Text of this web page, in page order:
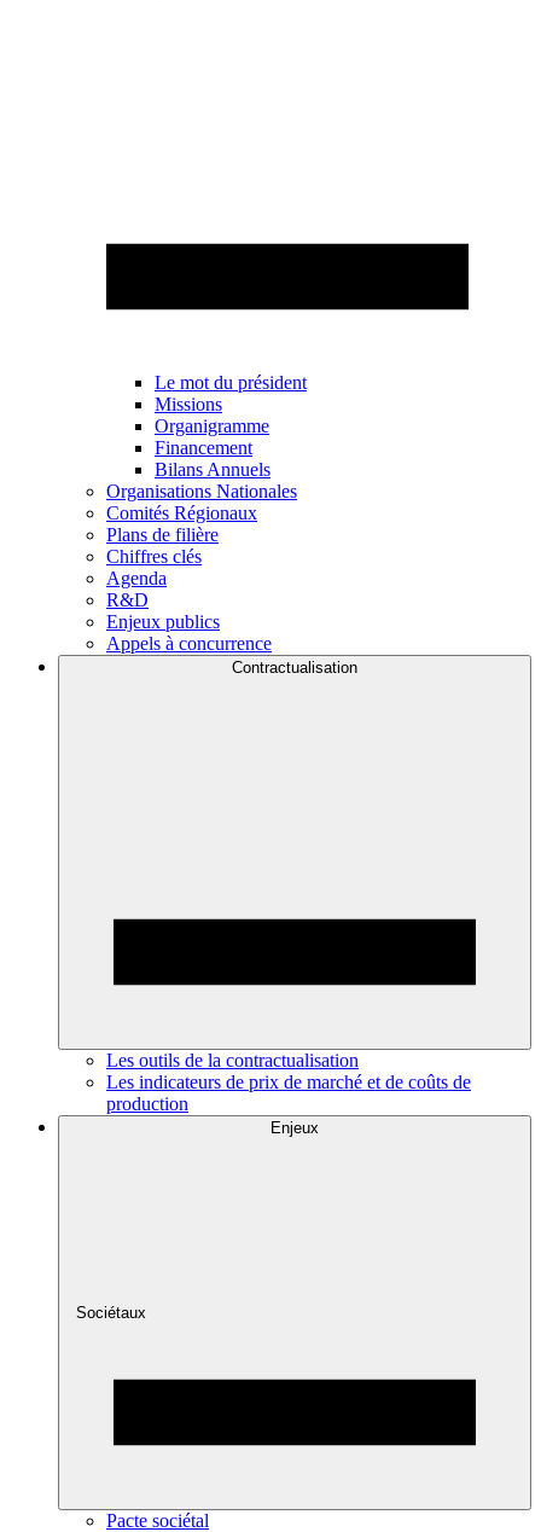
Le mot du président
Missions
Organigramme
Financement
Bilans Annuels
Organisations Nationales
Comités Régionaux
Plans de filière
Chiffres clés
Agenda
R&D
Enjeux publics
Appels à concurrence
Contractualisation
Les outils de la contractualisation
Les indicateurs de prix de marché et de coûts de
production
Enjeux
Sociétaux
Pacte sociétal